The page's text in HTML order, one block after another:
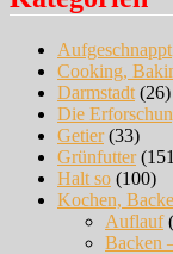
Aufgeschnappt
Cooking,
Darmstadt (26)
Die
Getier(33)
Grünfutter
Halt so (100)
Kochen,
Auflauf
Backen